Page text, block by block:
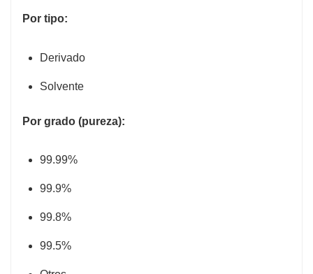
Por tipo:
Derivado
Solvente
Por grado (pureza):
99.99%
99.9%
99.8%
99.5%